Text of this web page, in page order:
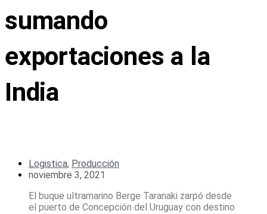
sumando
exportaciones a la
India
Logistica, Producción
noviembre 3, 2021
El buque ultramarino Berge Taranaki zarpó desde
el puerto de Concepción del Uruguay con destino